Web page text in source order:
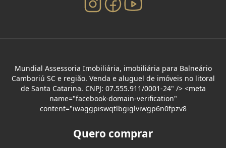
Mundial Assessoria Imobiliária, imobiliária para Balneário
Camboriú SC e região. Venda e aluguel de imóveis no litoral
de Santa Catarina. CNPJ: 07.555.911/0001-24" /> <meta
name="facebook-domain-verification"
content="iwaggpiswqtlbgiglviwgp6n0fpzv8
Quero comprar